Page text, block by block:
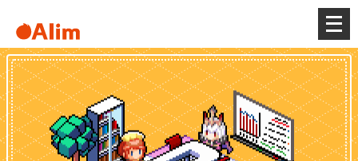
メ
ニ
ュ
ー
を
開
く